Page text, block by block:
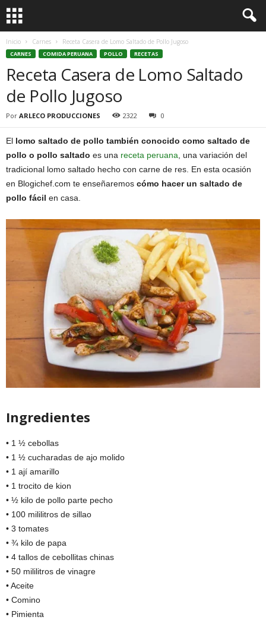
Inicio Carnes Receta Casera de Lomo Saltado de Pollo Jugoso
CARNES COMIDA PERUANA POLLO RECETAS
Receta Casera de Lomo Saltado
de Pollo Jugoso
Por ARLECO PRODUCCIONES 2322 0
El lomo saltado de pollo también conocido como saltado de
pollo o pollo saltado es una receta peruana , una variación del
tradicional lomo saltado hecho con carne de res. En esta ocasión
en Blogichef.com te enseñaremos cómo hacer un saltado de
pollo fácil en casa.
Ingredientes
• 1 ½ cebollas
• 1 ½ cucharadas de ajo molido
• 1 ají amarillo
• 1 trocito de kion
• ½ kilo de pollo parte pecho
• 100 mililitros de sillao
• 3 tomates
• ¾ kilo de papa
• 4 tallos de cebollitas chinas
• 50 mililitros de vinagre
• Aceite
• Comino
• Pimienta